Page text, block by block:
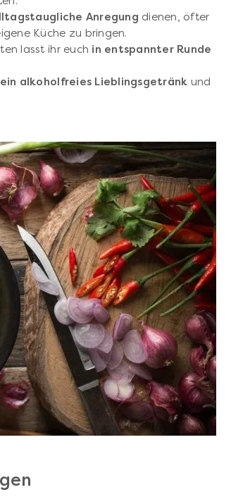
Anregung dienen, öfter
Küche zu bringen.
lasst ihr euch in entspannter Runde
alkoholfreies Lieblingsgetränk und